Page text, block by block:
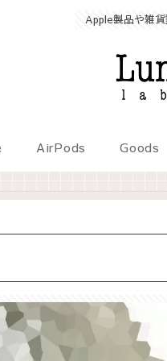
Apple製品や雑
AirPods Goods